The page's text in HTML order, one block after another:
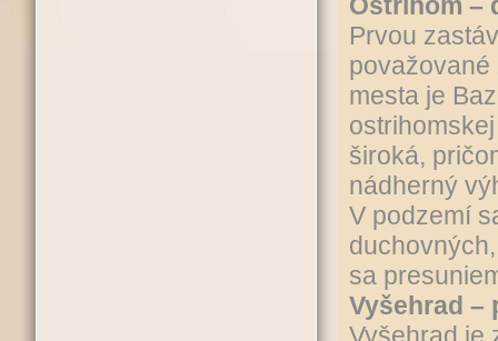
Prvou
mesta je
široká,
nádherný
V podzemí
sa
Vyšehrad –